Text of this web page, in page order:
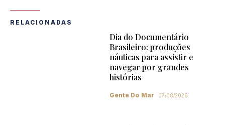
RELACIONADAS
Dia do Documentário
Brasileiro: produções
náuticas para assistir e
navegar por grandes
histórias
Gente Do Mar 07/08/2026